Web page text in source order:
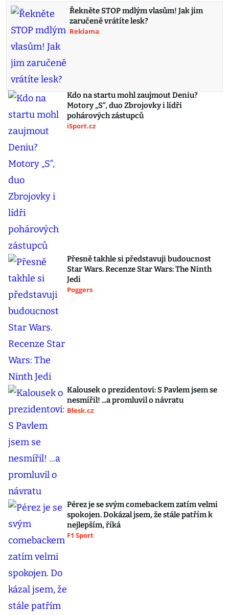
Řekněte STOP mdlým vlasům! Jak jim
zaručeně vrátíte lesk?
Reklama
Kdo na startu mohl zaujmout Deniu?
Motory „S“, duo Zbrojovky i lídři
pohárových zástupců
iSport.cz
Přesně takhle si představuji budoucnost
Star Wars. Recenze Star Wars: The Ninth
Jedi
Poggers
Kalousek o prezidentovi: S Pavlem jsem se
nesmířil! ...a promluvil o návratu
Blesk.cz
Pérez je se svým comebackem zatím velmi
spokojen. Dokázal jsem, že stále patřím k
nejlepším, říká
F1 Sport